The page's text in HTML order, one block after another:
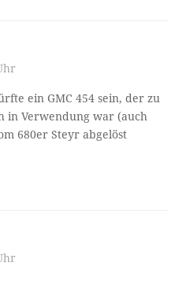
ein GMC 454 sein, der zu
in Verwendung war (auch
680er Steyr abgelöst